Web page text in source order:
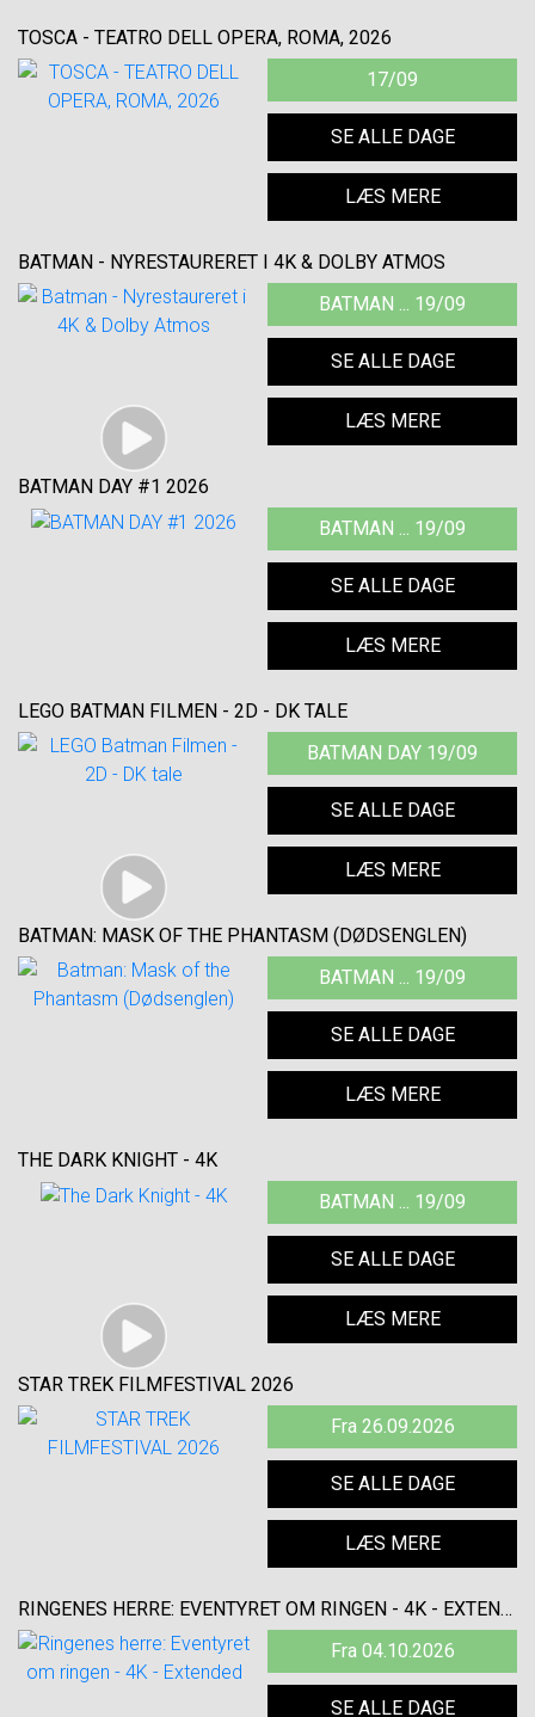
TOSCA - TEATRO DELL OPERA, ROMA, 2026
17/09
SE ALLE DAGE
LÆS MERE
BATMAN - NYRESTAURERET I 4K & DOLBY ATMOS
BATMAN ... 19/09
SE ALLE DAGE
LÆS MERE
BATMAN DAY #1 2026
BATMAN ... 19/09
SE ALLE DAGE
LÆS MERE
LEGO BATMAN FILMEN - 2D - DK TALE
BATMAN DAY 19/09
SE ALLE DAGE
LÆS MERE
BATMAN: MASK OF THE PHANTASM (DØDSENGLEN)
BATMAN ... 19/09
SE ALLE DAGE
LÆS MERE
THE DARK KNIGHT - 4K
BATMAN ... 19/09
SE ALLE DAGE
LÆS MERE
STAR TREK FILMFESTIVAL 2026
Fra 26.09.2026
SE ALLE DAGE
LÆS MERE
RINGENES HERRE: EVENTYRET OM RINGEN - 4K - EXTENDED
Fra 04.10.2026
SE ALLE DAGE